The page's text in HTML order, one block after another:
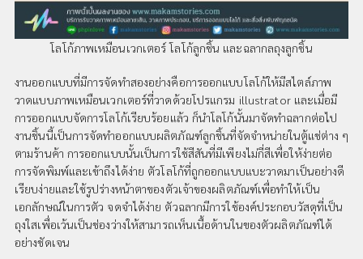
โลโก้ภาพเหมือนเวกเตอร์ โลโก้ลูกชิ้น และฉลากลถุงลูกชิ้น
งานออกแบบที่มีการจัดทำสองอย่างคือการออกแบบโลโก้ให้มีสไตล์ภาพ
วาดแบบภาพเหมือนเวกเตอร์ที่วาดด้วยโปรแกรม illustrator และเมื่อมี
การออกแบบจัดการโลโก้เรียบร้อยแล้ว ก็นำโลโก้นั้นมาจัดทำฉลากต่อไป
งานชิ้นนี้เป็นการจัดทำออกแบบผลิตภัณฑ์ลูกชิ้นที่จัดจำหน่ายในตู้แช่ต่าง ๆ
ตามร้านค้า การออกแบบนั้นเป็นการใช้สีสันที่มีเพียงไม่กี่สีเพื่อให้ง่ายต่อ
การจัดพิมพ์และเข้าถึงได้ง่าย ตัวโลโก้ที่ถูกออกแบบแบะวาดมาเป็นอย่างดี
เรียบง่ายและใช้รูปร่างหน้าตาของตัวเจ้าของผลิตภัณฑ์เพื่อทำให้เป็น
เอกลักษณ์ในการตัว จดจำได้ง่าย ตัวฉลากมีการใช้องค์ประกอบวัสดุที่เป็น
ถุงใสเพื่อเว้นเป็นช่องว่างให้สามารถเห็นเนื้อด้านในของตัวผลิตภัณฑ์ได้
อย่างชัดเจน